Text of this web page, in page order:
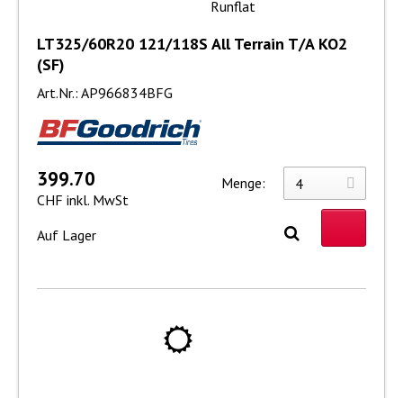
LT325/60R20 121/118S All Terrain T/A KO2
(SF)
Art.Nr.: AP966834BFG
Runflat
399.70
CHF inkl. MwSt
Menge:
Auf Lager